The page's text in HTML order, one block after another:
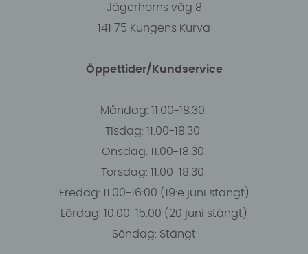
Jägerhorns väg 8
141 75 Kungens Kurva
Öppettider/Kundservice
Måndag: 11.00-18.30
Tisdag: 11.00-18.30
Onsdag: 11.00-18.30
Torsdag: 11.00-18.30
Fredag: 11.00-16:00 (19:e juni stängt)
Lördag: 10.00-15.00 (20 juni stängt)
Söndag: Stängt